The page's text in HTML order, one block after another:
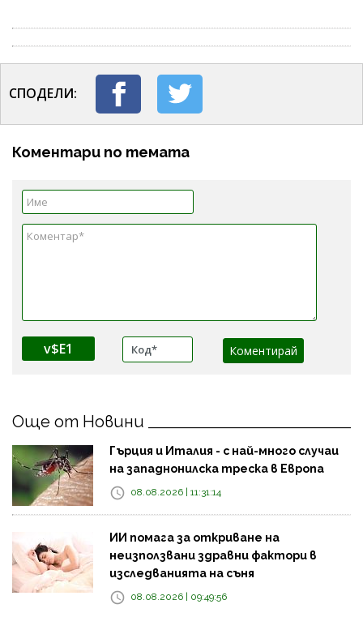
СПОДЕЛИ:
Коментари по темата
v$E1
Още от Новини
Гърция и Италия - с най-много случаи
на западнонилска треска в Европа
08.08.2026 | 11:31:14
ИИ помага за откриване на
неизползвани здравни фактори в
изследванията на съня
08.08.2026 | 09:49:56